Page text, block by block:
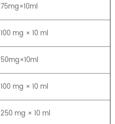
75mg×10ml
100 mg × 10 ml
50mg×10ml
100 mg × 10 ml
250 mg × 10 ml